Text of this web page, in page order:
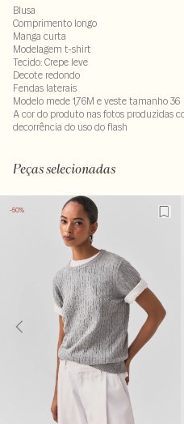
Blusa
Comprimento longo
Manga curta
Modelagem t-shirt
Tecido: Crepe leve
Decote redondo
Fendas laterais
Modelo mede 1,76M e veste tamanho 36
A cor do produto nas fotos produzidas
decorrência do uso do flash
Peças selecionadas
-50%